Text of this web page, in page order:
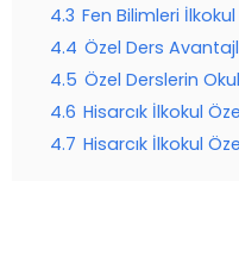
4.3 Fen Bilimleri
4.4 Özel Ders
4.5 Özel Derslerin
4.6 Hisarcık İlkokul
4.7 Hisarcık İlkokul